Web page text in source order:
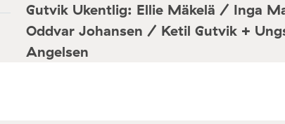
Gutvik Ukentlig: Ellie Mäkelä / Inga
Oddvar Johansen / Ketil Gutvik +
Angelsen